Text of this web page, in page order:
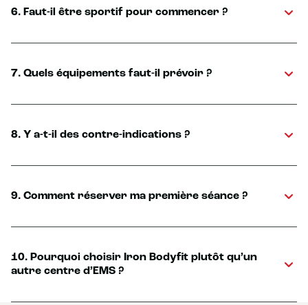
6. Faut-il être sportif pour commencer ?
7. Quels équipements faut-il prévoir ?
8. Y a-t-il des contre-indications ?
9. Comment réserver ma première séance ?
10. Pourquoi choisir Iron Bodyfit plutôt qu’un
autre centre d’EMS ?